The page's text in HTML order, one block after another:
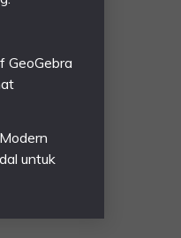
GeoGebra
untuk